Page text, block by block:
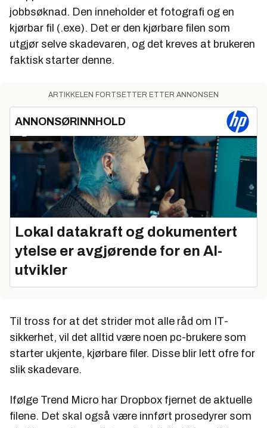
jobbsøknad. Den inneholder et fotografi og en
kjørbar fil (.exe). Det er den kjørbare filen som
utgjør selve skadevaren, og det kreves at brukeren
faktisk starter denne.
ARTIKKELEN FORTSETTER ETTER ANNONSEN
ANNONSØRINNHOLD
Lokal datakraft og dokumentert
ytelse er avgjørende for en AI-
utvikler
Til tross for at det strider mot alle råd om IT-
sikkerhet, vil det alltid være noen pc-brukere som
starter ukjente, kjørbare filer. Disse blir lett ofre for
slik skadevare.
Ifølge Trend Micro har Dropbox fjernet de aktuelle
filene. Det skal også være innført prosedyrer som